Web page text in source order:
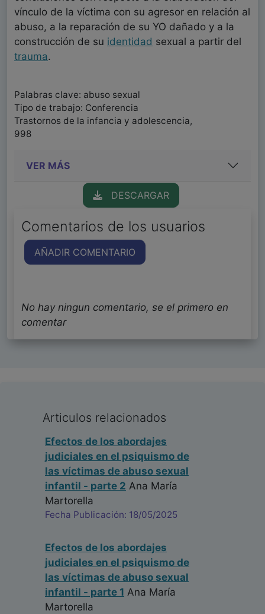
vínculo de la víctima con su agresor en relación al
abuso, a la reparación de su YO dañado y a la
construcción de su identidad sexual a partir del
trauma.
Palabras clave: abuso sexual
Tipo de trabajo: Conferencia
Trastornos de la infancia y adolescencia,
998
VER MÁS
DESCARGAR
Comentarios de los usuarios
AÑADIR COMENTARIO
No hay ningun comentario, se el primero en
comentar
Articulos relacionados
Efectos de los abordajes
judiciales en el psiquismo de
las víctimas de abuso sexual
infantil - parte 2 Ana María
Martorella
Fecha Publicación: 18/05/2025
Efectos de los abordajes
judiciales en el psiquismo de
las víctimas de abuso sexual
infantil - parte 1 Ana María
Martorella